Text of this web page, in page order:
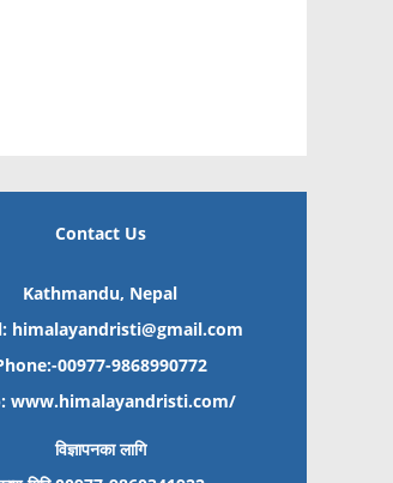
Contact Us
Kathmandu, Nepal
himalayandristi@gmail.com
00977-9868990772
www.himalayandristi.com/
विज्ञापनका लागि